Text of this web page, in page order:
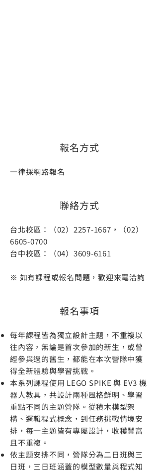
報名方式
一律採網路報名
聯絡方式
台北校區：（02）2257-1667，（02）
6605-0700
台中校區：（04）3609-6161
​※ 如有課程或報名問題，歡迎來電洽詢
報名事項
每年課程皆為獨立設計主題，不重複以
往內容，無論是首次參加的新生，或曾
經參與過的舊生，都能在本次營隊中獲
得全新體驗與學習挑戰。
本系列課程使用 LEGO SPIKE 與 EV3 機
器人教具，共設計兩種風格鮮明、學習
重點不同的主題營隊。從積木模型架
構、邏輯程式概念，到任務挑戰情境安
排，每一主題皆有專屬設計，收穫豐富
且不重複。
依主題安排不同，營隊分為二日班與三
日班，三日班涵蓋的模型數量與程式知